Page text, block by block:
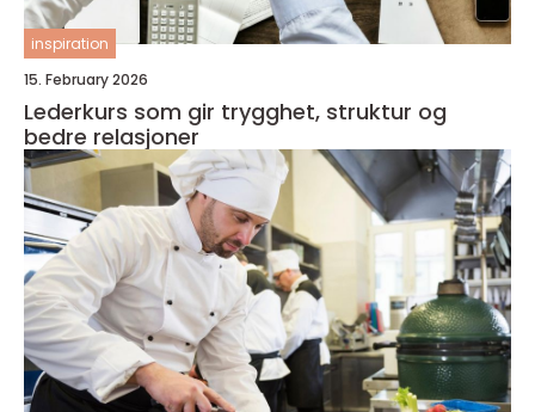
inspiration
15. February 2026
Lederkurs som gir trygghet, struktur og
bedre relasjoner